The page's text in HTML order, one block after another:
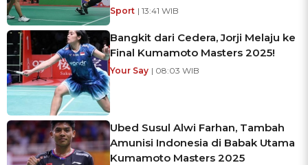
Sport | 13:41 WIB
Bangkit dari Cedera, Jorji Melaju ke
Final Kumamoto Masters 2025!
Your Say | 08:03 WIB
Ubed Susul Alwi Farhan, Tambah
Amunisi Indonesia di Babak Utama
Kumamoto Masters 2025